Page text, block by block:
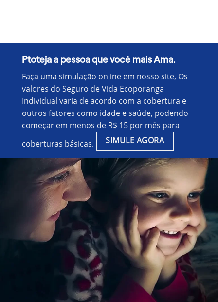
Ptoteja a pessoa que você mais Ama.
Faça uma simulação online em nosso site, Os
valores do Seguro de Vida Ecoporanga
Individual varia de acordo com a cobertura e
outros fatores como idade e saúde, podendo
começar em menos de R$ 15 por mês para
coberturas básicas.
SIMULE AGORA